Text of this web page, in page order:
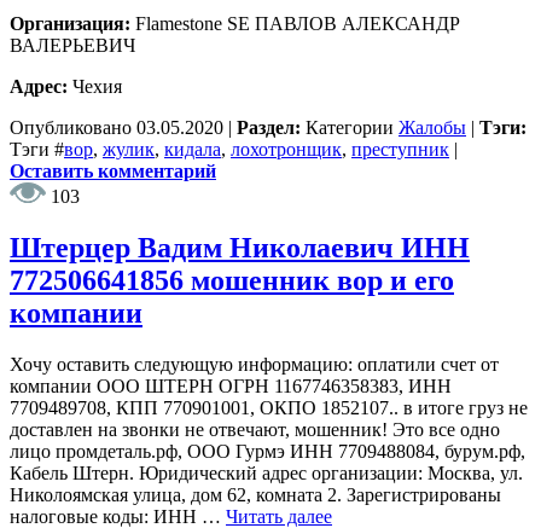
Организация: Flamestone SE ПАВЛОВ АЛЕКСАНДР
ВАЛЕРЬЕВИЧ
Адрес: Чехия
Опубликовано 03.05.2020 | Раздел: Категории Жалобы | Тэги:
Тэги #вор, жулик, кидала, лохотронщик, преступник |
Оставить комментарий
103
Штерцер Вадим Николаевич ИНН
772506641856 мошенник вор и его
компании
Хочу оставить следующую информацию: оплатили счет от
компании ООО ШТЕРН ОГРН 1167746358383, ИНН
7709489708, КПП 770901001, ОКПО 1852107.. в итоге груз не
доставлен на звонки не отвечают, мошенник! Это все одно
лицо промдеталь.рф, ООО Гурмэ ИНН 7709488084, бурум.рф,
Кабель Штерн. Юридический адрес организации: Москва, ул.
Николоямская улица, дом 62, комната 2. Зарегистрированы
налоговые коды: ИНН … Читать далее